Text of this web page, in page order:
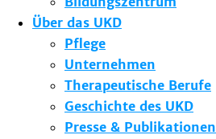
Über das UKD
Pflege
Unternehmen
Therapeutische Berufe
Geschichte des UKD
Presse & Publikationen